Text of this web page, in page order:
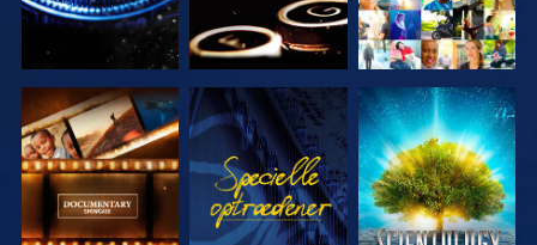
UDFORSK
SERIEN
SE
UDFORSK
SERIEN